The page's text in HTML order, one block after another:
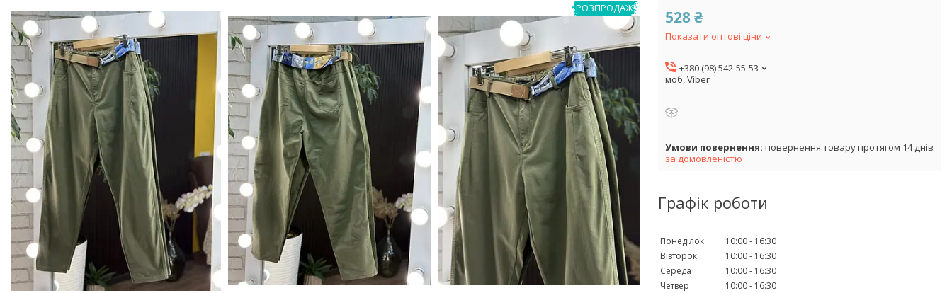
РОЗПРОДАЖ! 528 ₴
Показати оптові ціни
+380 (98) 542-55-53
моб, Viber
повернення товару протягом 14 днів
за домовленістю
Графік роботи
Понеділок 10:00
16:30
Вівторок
10:00
16:30
Середа
10:00
16:30
Четвер
10:00
16:30